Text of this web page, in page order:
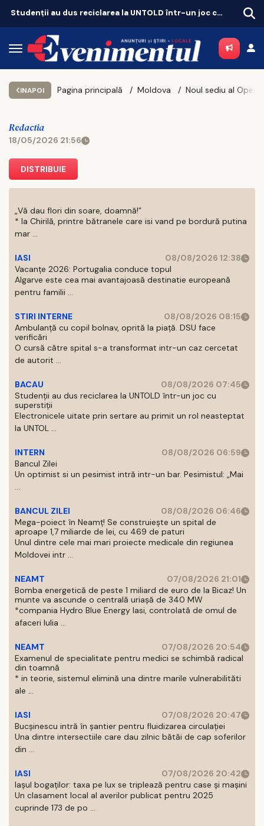
Studenții au dus reciclarea la UNTOLD într-un joc cu superstiții Bancul Zilei
INAPOI Pagina principală Moldova
Redactia
18/05/2026 21:56
DISTRIBUIE
„Vă dau flori din soare, doamnă!”
* la Chirilă, printre bătranele care isi vand pe bordură putina
mar ...
IASI
08/08/2026 12:38
Vacanțe 2026: Portugalia conduce topul
Algarve este cea mai avantajoasă destinatie europeană
pentru familii ...
STIRI INTERNE
08/08/2026 08:15
Ambulanță cu copil bolnav, oprită la piață. DSU face
verificări
O cursă către spital s-a transformat intr-un caz cercetat
de autorit ...
BACAU
08/08/2026 07:45
Studenții au dus reciclarea la UNTOLD într-un joc cu
superstiții
Electronicele uitate prin sertare au primit un rol neasteptat
la UNTOL ...
INTERN
08/08/2026 06:59
Bancul Zilei
Un optimist si un pesimist intră intr-un bar. Pesimistul: „Mai
...
BANCUL ZILEI
08/08/2026 06:46
Mega-poiect în Neamț! Se construiește un spital de
aproape 1,7 miliarde de lei, cu 469 de paturi
Unul dintre cele mai mari proiecte medicale din regiunea
Moldovei intr ...
NEAMT
07/08/2026 21:01
Bomba energetică de peste 1 miliard de euro de la Bicaz! Un
munte va ascunde o centrală uriașă de 340 MW
*compania Hydro Blue Energy Iasi, controlată de omul de
afaceri Iulia ...
NEAMT
07/08/2026 20:54
Examenul de specialitate pentru medici se schimbă radical
din toamnă
* in teorie, sistemul elimină una dintre marile vulnerabilităti
ale ...
IASI
07/08/2026 20:47
Bucșinescu intră în șantier pentru fluidizarea circulației
Una dintre intersectiile care dau zilnic bătăi de cap soferilor
din ...
IASI
07/08/2026 20:42
Iașul bogaților: taxa pe lux se triplează pentru case și mașini
Un clasament local al averilor publicat pentru 2025
cuprinde 173 de po ...